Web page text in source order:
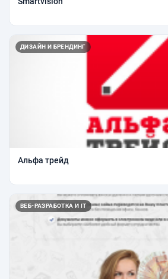
ДИЗАЙН И БРЕНДИНГ
Альфа трейд
ВЕБ-РАЗРАБОТКА И IT